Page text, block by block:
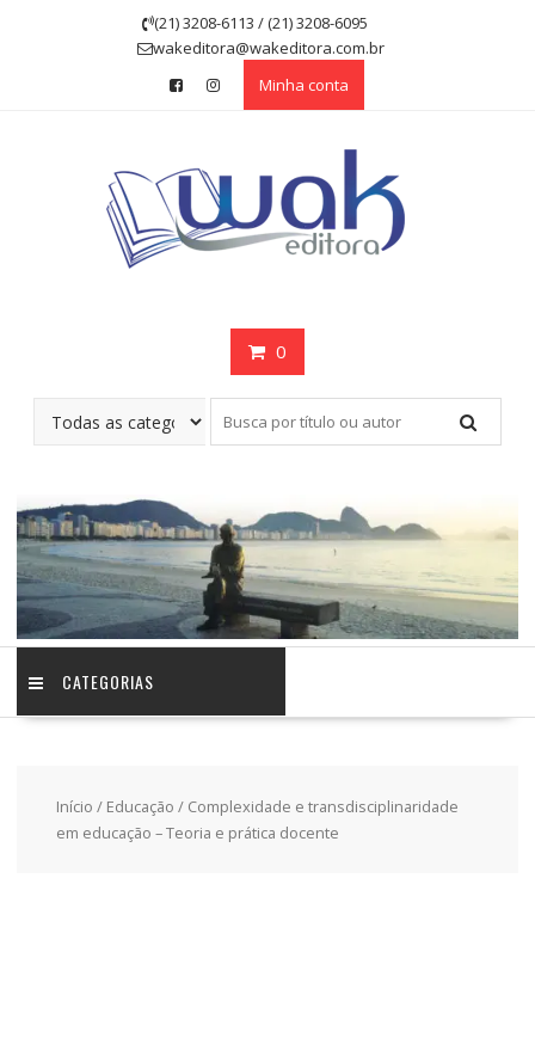
(21) 3208-6113 / (21) 3208-6095
wakeditora@wakeditora.com.br
Minha conta
0
CATEGORIAS
Início / Educação / Complexidade e transdisciplinaridade
em educação – Teoria e prática docente